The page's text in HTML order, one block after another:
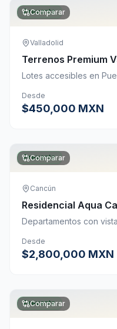
Preventa
Comparar
Valladolid
Terrenos Premium
Lotes accesibles en
Desde
$450,000 MXN
Preventa
Comparar
Cancún
Residencial Aqua
Departamentos con
Desde
$2,800,000 MXN
Preventa
Comparar